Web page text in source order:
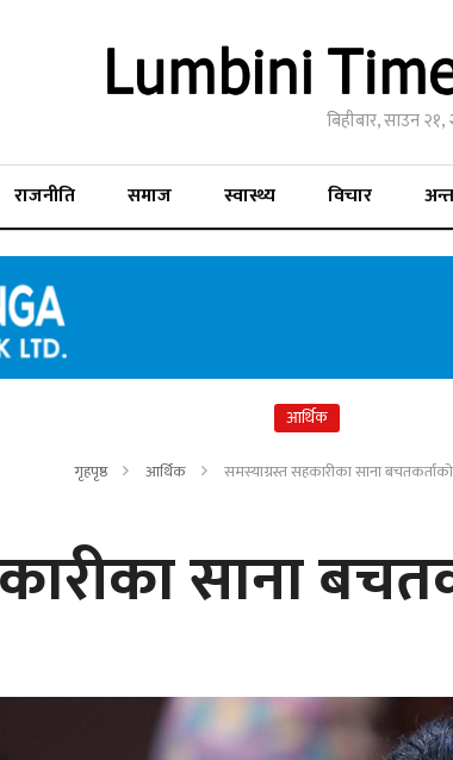
बिहीबार, साउन २१,
राजनीति समाज स्वास्थ्य विचार
आर्थिक
गृहपृष्ठ आर्थिक समस्याग्रस्त सहकारीका साना
साना